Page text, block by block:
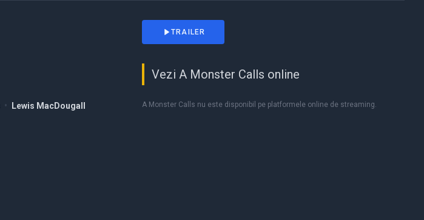
• Lewis MacDougall
TRAILER
Vezi A Monster Calls online
A Monster Calls nu este disponibil pe platformele online de streaming.